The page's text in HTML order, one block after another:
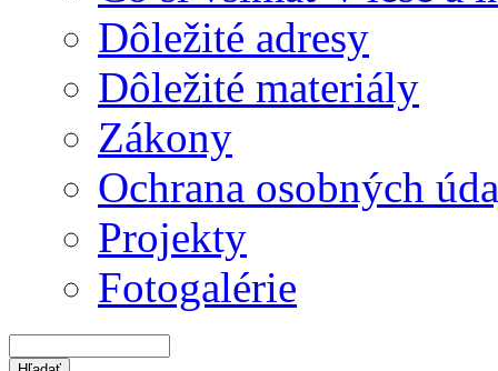
Dôležité adresy
Dôležité materiály
Zákony
Ochrana osobných
Projekty
Fotogalérie